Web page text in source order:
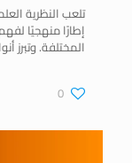
تلعب النظرية
إطارًا منهجيًا
المختلفة. وتبرز
0